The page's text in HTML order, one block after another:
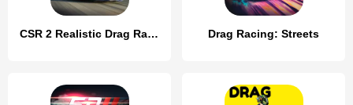
CSR 2 Realistic Drag Racing Drag Racing: Streets